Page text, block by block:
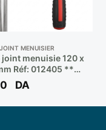
MENUISIER
joint menuisie 120 x
DA